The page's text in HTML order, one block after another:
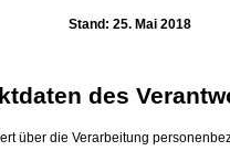
Stand: 25. Mai 2018
des
über die Verarbeitung